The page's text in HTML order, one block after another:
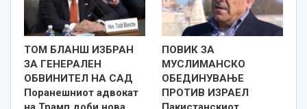
ТОМ БЛАНШ ИЗБРАН
ЗА ГЕНЕРАЛЕН
ОБВИНИТЕЛ НА САД
Поранешниот адвокат
ПОВИК ЗА
МУСЛИМАНСКО
ОБЕДИНУВАЊЕ
ПРОТИВ ИЗРАЕЛ